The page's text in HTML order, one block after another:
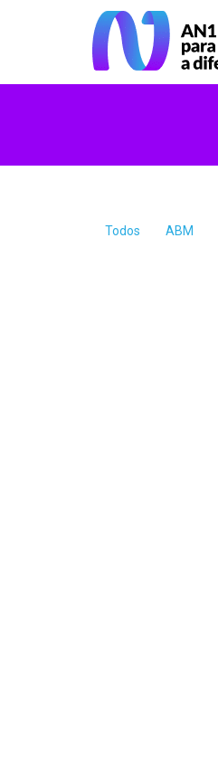
Todos ABM